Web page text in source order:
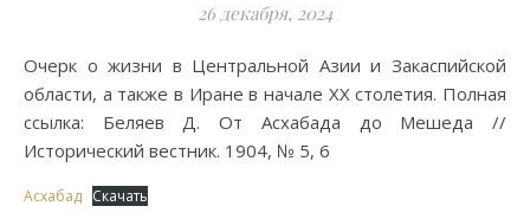
26 декабря, 2024
Очерк о жизни в Центральной Азии и Закаспийской
области, а также в Иране в начале XX столетия. Полная
ссылка: Беляев Д. От Асхабада до Мешеда //
Исторический вестник. 1904, № 5, 6
Асхабад Скачать